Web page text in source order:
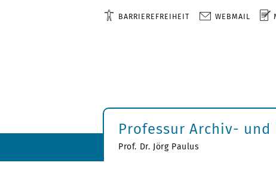
BARRIEREFREIHEIT WEBMAIL
Professur Archiv-
Prof. Dr. Jörg Paulus